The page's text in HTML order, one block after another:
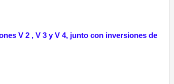
V 2 , V 3 y V 4, junto con inversiones de